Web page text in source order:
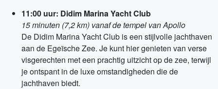
11:00 uur: Didim Marina Yacht Club
15 minuten (7,2 km) vanaf de tempel van Apollo
De Didim Marina Yacht Club is een stijlvolle jachthaven
aan de Egeïsche Zee. Je kunt hier genieten van verse
visgerechten met een prachtig uitzicht op de zee, terwijl
je ontspant in de luxe omstandigheden die de
jachthaven biedt.